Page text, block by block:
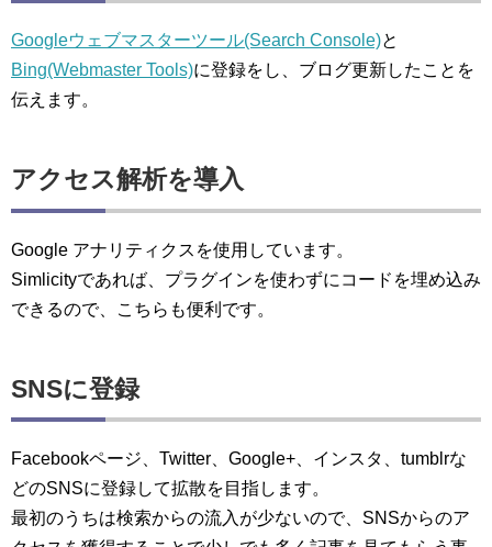
Googleウェブマスターツール(Search Console)と
Bing(Webmaster Tools)に登録をし、ブログ更新したことを
伝えます。
アクセス解析を導入
Google アナリティクスを使用しています。
Simlicityであれば、プラグインを使わずにコードを埋め込み
できるので、こちらも便利です。
SNSに登録
Facebookページ、Twitter、Google+、インスタ、tumblrな
どのSNSに登録して拡散を目指します。
最初のうちは検索からの流入が少ないので、SNSからのア